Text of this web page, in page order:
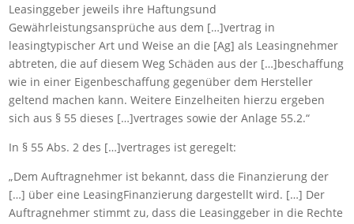
Leasinggeber jeweils ihre Haftungsund
Gewährleistungsansprüche aus dem […]vertrag in
leasingtypischer Art und Weise an die [Ag] als Leasingnehmer
abtreten, die auf diesem Weg Schäden aus der […]beschaffung
wie in einer Eigenbeschaffung gegenüber dem Hersteller
geltend machen kann. Weitere Einzelheiten hierzu ergeben
sich aus § 55 dieses […]vertrages sowie der Anlage 55.2.“
In § 55 Abs. 2 des […]vertrages ist geregelt:
„Dem Auftragnehmer ist bekannt, dass die Finanzierung der
[…] über eine LeasingFinanzierung dargestellt wird. […] Der
Auftragnehmer stimmt zu, dass die Leasinggeber in die Rechte